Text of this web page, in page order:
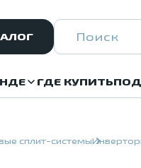
ГДЕ КУПИТЬ
сплит-системы